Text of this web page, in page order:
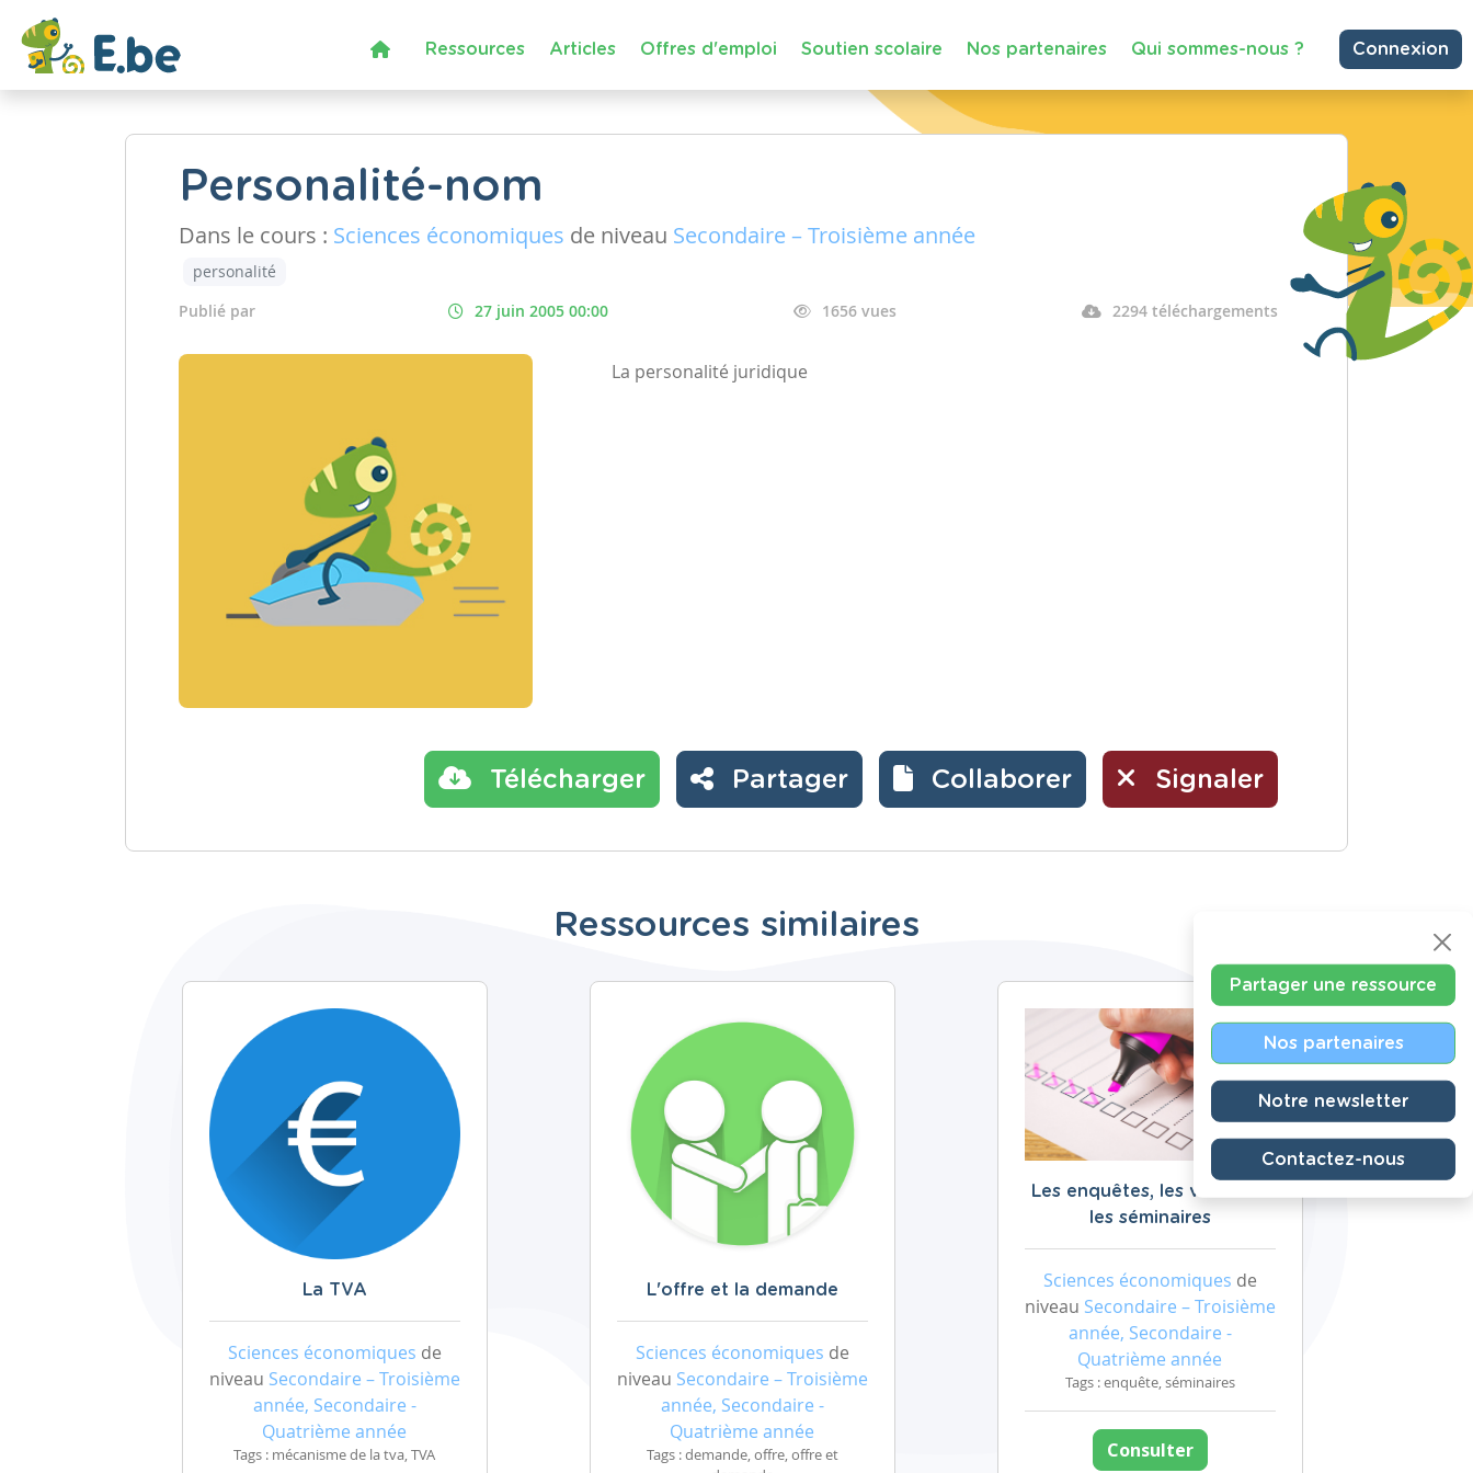
Ressources Articles Offres d'emploi Soutien scolaire Nos partenaires Qui sommes-nous ? Connexion
Personalité-nom
Dans le cours : Sciences économiques de niveau Secondaire – Troisième année
personalité
Publié par
27 juin 2005 00:00 1656 vues 2294 téléchargements
La personalité juridique
Télécharger Partager Collaborer Signaler
Ressources similaires
La TVA
Sciences économiques de
niveau Secondaire – Troisième
année, Secondaire -
Quatrième année
Tags : mécanisme de la tva, TVA
L'offre et la demande
Sciences économiques de
niveau Secondaire – Troisième
année, Secondaire -
Quatrième année
Tags : demande, offre, offre et
Les enquêtes, les visites et
les séminaires
Sciences économiques de
niveau Secondaire – Troisième
année, Secondaire -
Quatrième année
Tags : enquête, séminaires
Consulter
Partager une ressource
Nos partenaires
Notre newsletter
Contactez-nous